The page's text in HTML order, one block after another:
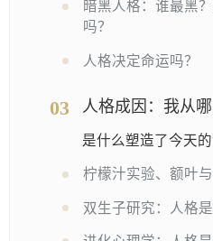
暗黑人格：谁最黑
吗？
人格决定命运吗？
03 人格成因：我从哪
是什么塑造了今天的
柠檬汁实验、额叶
双生子研究：人格